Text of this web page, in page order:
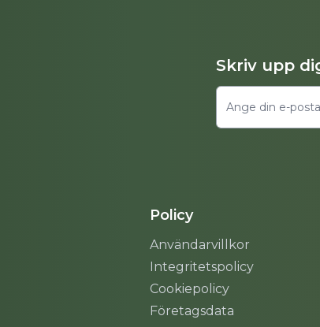
Skriv upp
Policy
Användarvillkor
Integritetspolicy
Cookiepolicy
Företagsdata